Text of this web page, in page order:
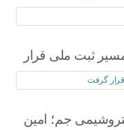
در مسیر ثبت ملی قرار
جم؛ امین